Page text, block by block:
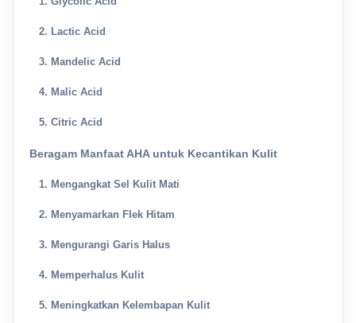
2. Lactic Acid
3. Mandelic Acid
4. Malic Acid
5. Citric Acid
Beragam Manfaat AHA untuk Kecantikan Kulit
1. Mengangkat Sel Kulit Mati
2. Menyamarkan Flek Hitam
3. Mengurangi Garis Halus
4. Memperhalus Kulit
5. Meningkatkan Kelembapan Kulit